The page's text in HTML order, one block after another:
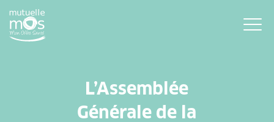
L’Assemblée
Générale de la